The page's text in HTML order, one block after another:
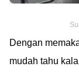
Dengan
mudah tahu